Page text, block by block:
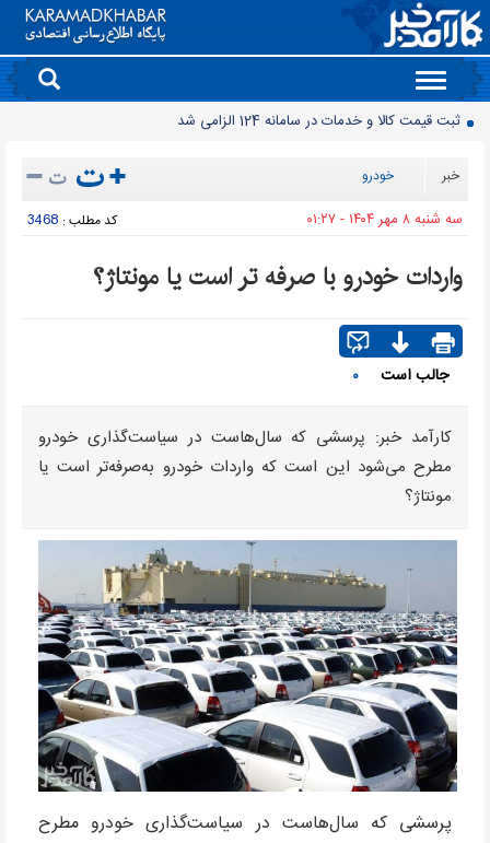
Toggle
navigation
ثبت قیمت کالا و خدمات در سامانه 124 الزامی شد
پایان واگذاری سنتی پهنه های معدنی
افت ۳۴ درصدی فروش خودروسازان؛ ۱۵۵ هزار خودرو در چهار ماه فروخته شد
چرا قبوض برق برخی مشترکان افزایش چند برابری داشت؟
گروه کالاهایی که مشمول واردات با ارز اشخاص شدند
پرشدگی سدها به 58درصد رسید
رانت میلیاردی واردات خودرو
خبر خودرو
سه شنبه ۸ مهر ۱۴۰۴ - ۰۱:۲۷ کد مطلب : 3468
واردات خودرو با صرفه تر است یا مونتاژ؟
جالب است ۰
کارآمد خبر: پرسشی که سال‌هاست در سیاست‌گذاری خودرو
مطرح می‌شود این است که واردات خودرو به‌صرفه‌تر است یا
مونتاژ؟
پرسشی که سال‌هاست در سیاست‌گذاری خودرو مطرح